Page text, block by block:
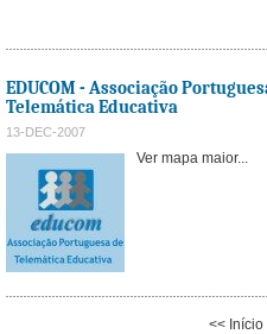
EDUCOM - Associação
Telemática Educativa
13-DEC-2007
Ver mapa maior...
<< Início